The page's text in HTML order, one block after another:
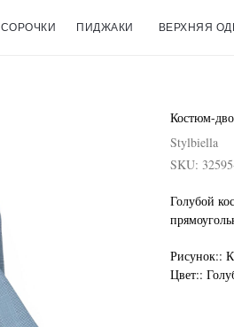
СОРОЧКИ ПИДЖАКИ ВЕРХНЯЯ
Костюм-
Stylbiella
SKU:
Голубой
Рисунок::
Цвет::